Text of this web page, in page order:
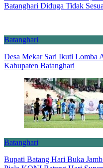
Batanghari Diduga Tidak
Batanghari
Desa Mekar Sari Ikuti Lomba
Kabupaten Batanghari
Batanghari
Bupati Batang Hari Buka